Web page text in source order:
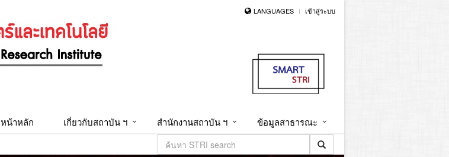
LANGUAGES เข้าสู่ระบบ
หน้าหลัก เกี่ยวกับสถาบัน ฯ สำนักงานสถาบัน ฯ ข้อมูลสาธารณะ